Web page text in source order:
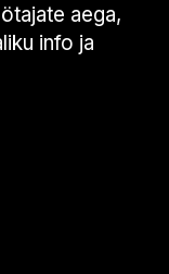
aega,
info ja